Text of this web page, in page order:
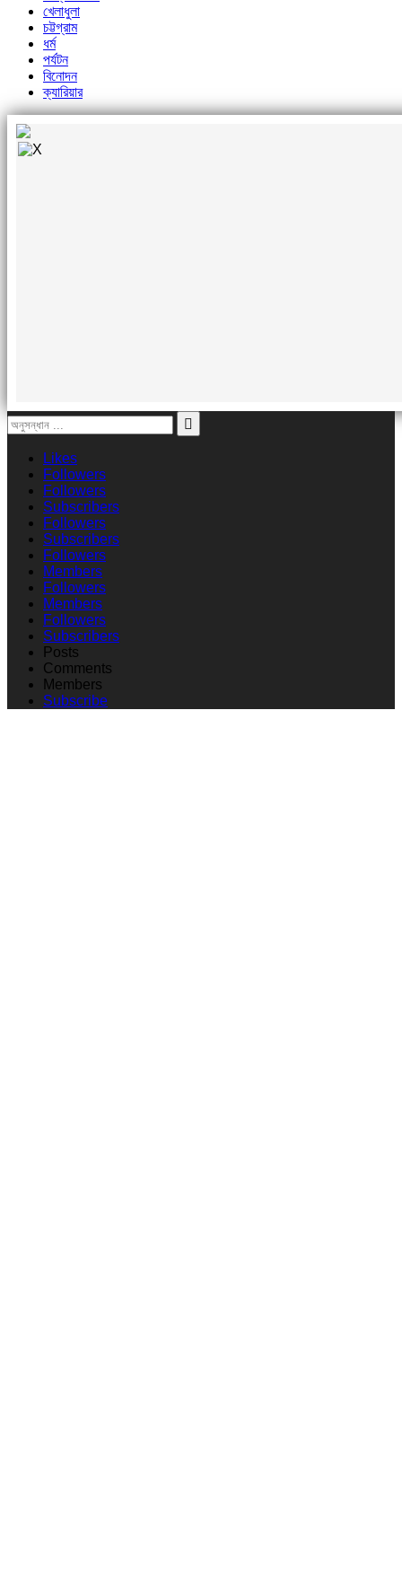
খেলাধুলা
চট্টগ্রাম
ধর্ম
পর্যটন
বিনোদন
ক্যারিয়ার
Likes
Followers
Followers
Subscribers
Followers
Subscribers
Followers
Members
Followers
Members
Followers
Subscribers
Posts
Comments
Members
Subscribe